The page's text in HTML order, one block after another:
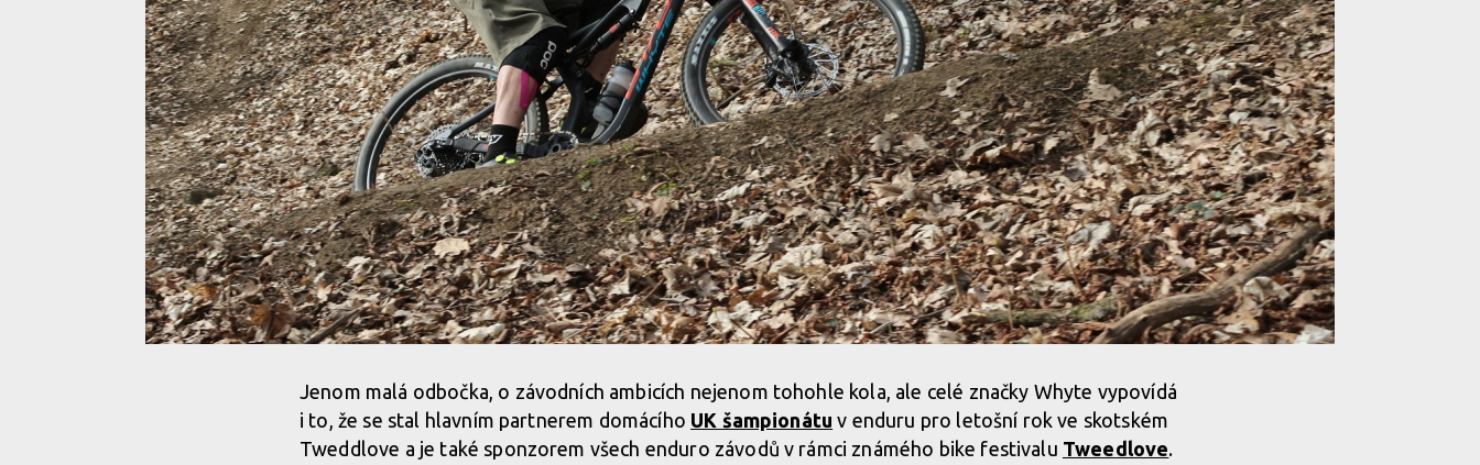
Jenom malá odbočka, o závodních ambicích nejenom tohohle kola, ale celé značky Whyte vypovídá
i to, že se stal hlavním partnerem domácího UK šampionátu v enduru pro letošní rok ve skotském
Tweddlove a je také sponzorem všech enduro závodů v rámci známého bike festivalu Tweedlove.